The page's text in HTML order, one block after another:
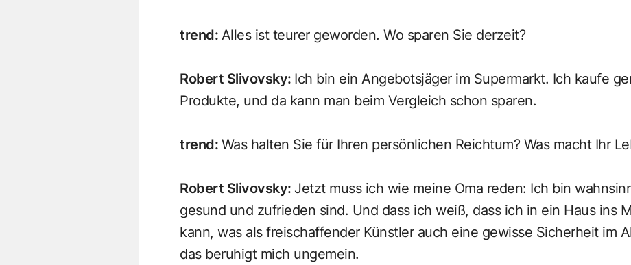
trend: Alles ist teurer geworden. Wo sparen Sie derzeit?
Robert Slivovsky: Ich bin ein Angebotsjäger im Supermarkt. Ich kaufe
Produkte, und da kann man beim Vergleich schon sparen.
trend: Was halten Sie für Ihren persönlichen Reichtum? Was macht Ihr
Robert Slivovsky: Jetzt muss ich wie meine Oma reden: Ich bin
gesund und zufrieden sind. Und dass ich weiß, dass ich in ein Haus ins
kann, was als freischaffender Künstler auch eine gewisse Sicherheit im
das beruhigt mich ungemein.